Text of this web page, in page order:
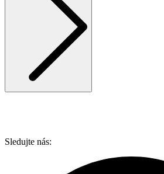
Sledujte nás: